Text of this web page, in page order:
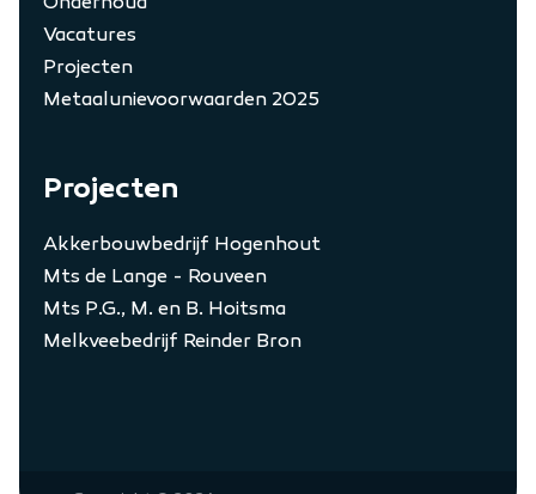
Vacatures
Projecten
Metaalunievoorwaarden 2025
Projecten
Akkerbouwbedrijf Hogenhout
Mts de Lange - Rouveen
Mts P.G., M. en B. Hoitsma
Melkveebedrijf Reinder Bron